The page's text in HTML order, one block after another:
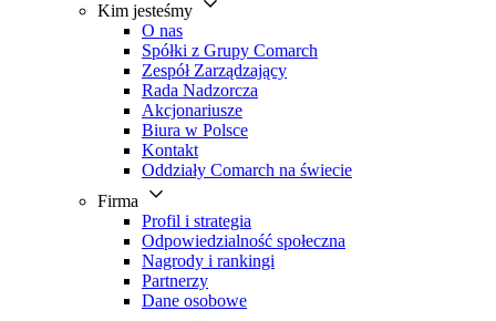
Kim jesteśmy
O nas
Spółki z Grupy Comarch
Zespół Zarządzający
Rada Nadzorcza
Akcjonariusze
Biura w Polsce
Kontakt
Oddziały Comarch na świecie
Firma
Profil i strategia
Odpowiedzialność społeczna
Nagrody i rankingi
Partnerzy
Dane osobowe